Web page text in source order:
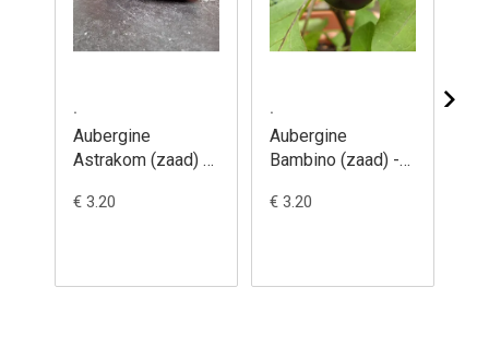
.
Aubergine
Astrakom (zaad) -
melongena
€ 3.20
.
Aubergine
Bambino (zaad) -
melongena
€ 3.20